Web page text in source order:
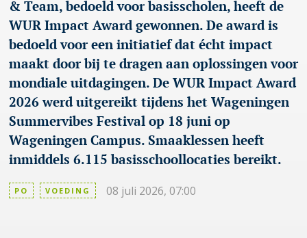
PO VOEDING 08 juli 2026, 07:00
& Team, bedoeld voor basisscholen, heeft de
WUR Impact Award gewonnen. De award is
bedoeld voor een initiatief dat écht impact
maakt door bij te dragen aan oplossingen voor
mondiale uitdagingen. De WUR Impact Award
2026 werd uitgereikt tijdens het Wageningen
Summervibes Festival op 18 juni op
Wageningen Campus. Smaaklessen heeft
inmiddels 6.115 basisschoollocaties bereikt.